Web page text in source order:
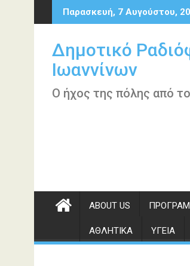
Περάστε
στο
Παρασκευή, 7 Αυγούστου,
Δημοτικό
Ιωαννίνων
Ο ήχος της πόλης από
ABOUT US
ΑΘΛΗΤΙΚΆ ΥΓΕΊΑ